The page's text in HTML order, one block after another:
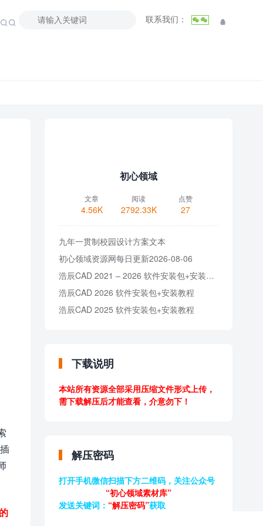
联系我们：  

初心领域
文章
4.56K
阅读
2792.33K
点赞
27
九年一贯制校园设计方案文本
初心领域资源网每日更新2026-08-06
浩辰CAD 2021 – 2026 软件安装包+安装教程
浩辰CAD 2026 软件安装包+安装教程
浩辰CAD 2025 软件安装包+安装教程
下载说明
本站所有资源全部采用压缩文件形式上传，
需下载解压后才能查看，介意勿下！
解压密码
打开手机微信扫描下方二维码，关注公众号
“初心领域素材库”
发送关键词： “解压密码”获取